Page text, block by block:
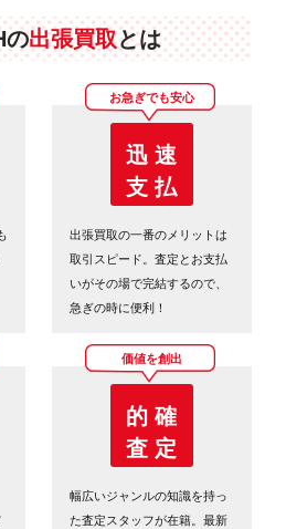
の出張買取とは
お急ぎでも安心
迅 速
支 払
出張買取の一番のメリットは
取引スピード。査定とお支払
いがその場で完結するので、
急ぎの時に便利！
価値を創出
的 確
査 定
幅広いジャンルの知識を持っ
た査定スタッフが在籍。最新